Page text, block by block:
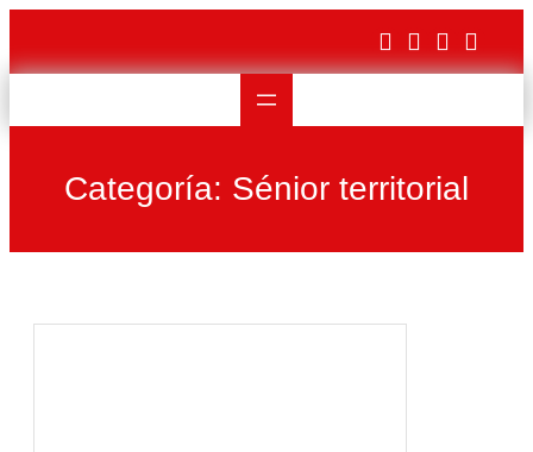
contenido
Categoría: Sénior territorial